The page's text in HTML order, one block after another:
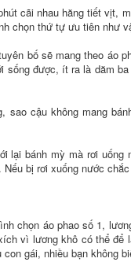
cãi nhau hăng tiết vịt,
chọn thứ tự ưu tiên như
bố sẽ mang theo áo
sống được, ít ra là dăm
sao cậu không mang
lại bánh mỳ mà rơi uống
bị rơi xuống nước
chọn áo phao số 1,
vì lương khô có thể để
gái, nhiều bạn không